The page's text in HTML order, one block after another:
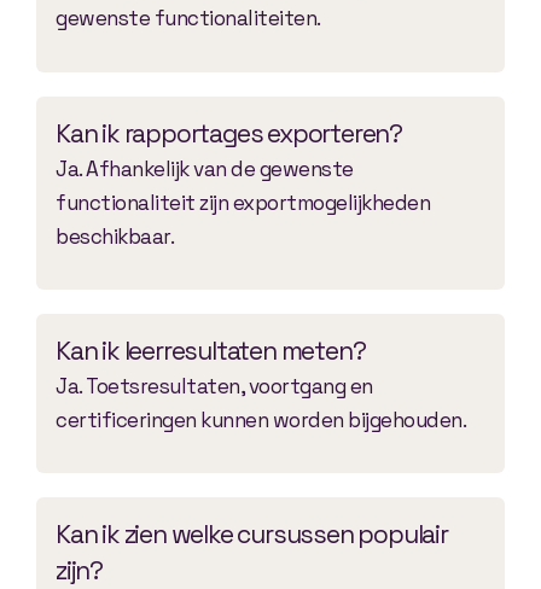
gewenste functionaliteiten.
Kan ik rapportages exporteren?
Ja. Afhankelijk van de gewenste
functionaliteit zijn exportmogelijkheden
beschikbaar.
Kan ik leerresultaten meten?
Ja. Toetsresultaten, voortgang en
certificeringen kunnen worden bijgehouden.
Kan ik zien welke cursussen populair
zijn?